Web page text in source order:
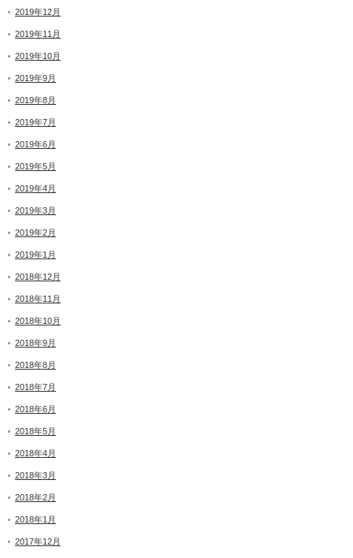
2019年12月
2019年11月
2019年10月
2019年9月
2019年8月
2019年7月
2019年6月
2019年5月
2019年4月
2019年3月
2019年2月
2019年1月
2018年12月
2018年11月
2018年10月
2018年9月
2018年8月
2018年7月
2018年6月
2018年5月
2018年4月
2018年3月
2018年2月
2018年1月
2017年12月